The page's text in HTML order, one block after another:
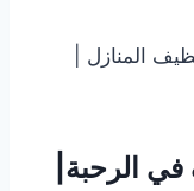
المنازل |
الرحبة|